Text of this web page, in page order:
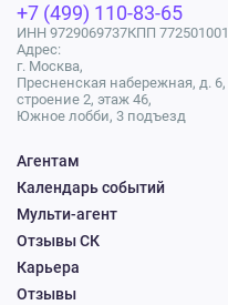
+7 (499) 110-83-65
ИНН 9729069737КПП 772501001
Адрес:
г. Москва,
Пресненская набережная, д. 6,
строение 2, этаж 46,
Южное лобби, 3 подъезд
Агентам
Календарь событий
Мульти-агент
Отзывы СК
Карьера
Отзывы